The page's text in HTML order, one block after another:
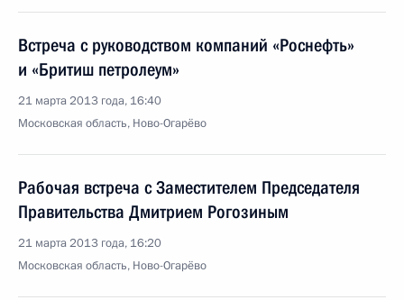
Встреча с руководством компаний «Роснефть»
и «Бритиш петролеум»
21 марта 2013 года, 16:40
Московская область, Ново-Огарёво
Рабочая встреча с Заместителем Председателя
Правительства Дмитрием Рогозиным
21 марта 2013 года, 16:20
Московская область, Ново-Огарёво